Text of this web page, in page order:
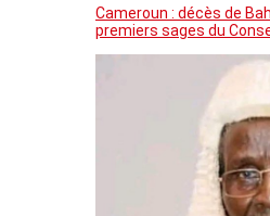
Cameroun : décès de
premiers sages du